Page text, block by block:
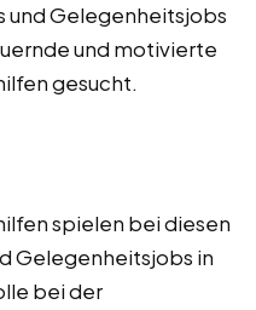
und Gelegenheitsjobs
und motivierte
gesucht.
spielen bei diesen
Gelegenheitsjobs in
bei der